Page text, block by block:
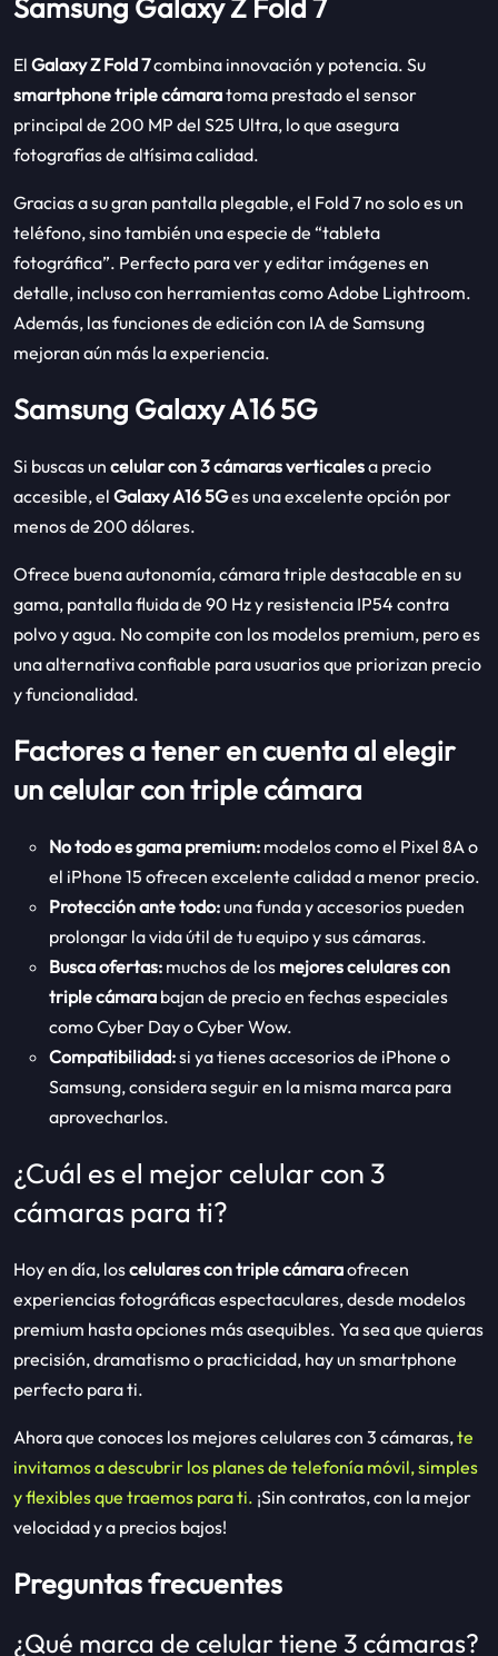
Samsung Galaxy Z Fold 7
El Galaxy Z Fold 7combina innovación y potencia. Su
smartphone triple cámaratoma prestado el sensor
principal de 200 MP del S25 Ultra, lo que asegura
fotografías de altísima calidad.
Gracias a su gran pantalla plegable, el Fold 7 no solo es un
teléfono, sino también una especie de “tableta
fotográfica”. Perfecto para ver y editar imágenes en
detalle, incluso con herramientas como Adobe Lightroom.
Además, las funciones de edición con IA de Samsung
mejoran aún más la experiencia.
Samsung Galaxy A16 5G
Si buscas un celular con 3 cámaras verticalesa precio
accesible, el Galaxy A16 5Ges una excelente opción por
menos de 200 dólares.
Ofrece buena autonomía, cámara triple destacable en su
gama, pantalla fluida de 90 Hz y resistencia IP54 contra
polvo y agua. No compite con los modelos premium, pero es
una alternativa confiable para usuarios que priorizan precio
y funcionalidad.
Factores a tener en cuenta al elegir
un celular con triple cámara
No todo es gama premium: modelos como el Pixel 8A o
el iPhone 15 ofrecen excelente calidad a menor precio.
Protección ante todo:una funda y accesorios pueden
prolongar la vida útil de tu equipo y sus cámaras.
Busca ofertas: muchos de los mejores celulares con
triple cámara bajan de precio en fechas especiales
como Cyber Day o Cyber Wow.
Compatibilidad:si ya tienes accesorios de iPhone o
Samsung, considera seguir en la misma marca para
aprovecharlos.
¿Cuál es el mejor celular con 3
cámaras para ti?
Hoy en día, loscelulares con triple cámaraofrecen
experiencias fotográficas espectaculares, desde modelos
premium hasta opciones más asequibles. Ya sea que quieras
precisión, dramatismo o practicidad, hay un smartphone
perfecto para ti.
Ahora que conoces los mejores celulares con 3 cámaras,te
invitamos a descubrir los planes de telefonía móvil, simples
y flexibles que traemos para ti. ¡Sin contratos, con la mejor
velocidad y a precios bajos!
Preguntas frecuentes
¿Qué marca de celular tiene 3 cámaras?